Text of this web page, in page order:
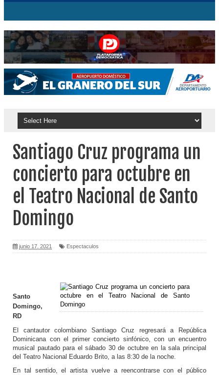
Santiago Cruz programa un
concierto para octubre en
el Teatro Nacional de Santo
Domingo
junio 17, 2021 Espectaculos
Santo
Domingo,
RD
El cantautor colombiano Santiago Cruz regresará a República
Dominicana con el primer concierto sinfónico, con un encuentro
musical pautado para el sábado 30 de octubre en la sala principal
del Teatro Nacional Eduardo Brito, a las 8:30 de la noche.
En tal sentido, el artista vuelve a reencontrarse con el público